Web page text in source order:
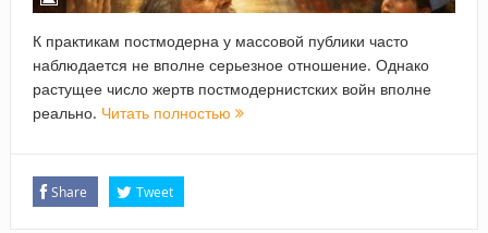
К практикам постмодерна у массовой публики часто
наблюдается не вполне серьезное отношение. Однако
растущее число жертв постмодернистских войн вполне
реально. Читать полностью
Share Tweet